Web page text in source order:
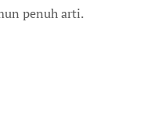
penuh arti.